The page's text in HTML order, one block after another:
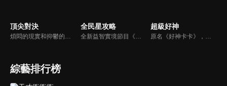
頂尖對決
煩悶的現實和抑鬱的社會，你需要的就是笑、大聲笑、開口笑，《頂尖對決》就要你笑到落ㄟ骸，最具綜藝實力的庹宗康，和喜感十足的納豆各自領軍對抗，藝人搞笑pk笑果十足，《頂尖對決》讓你忘掉一週煩惱！
全民星攻略
全新益智實境節目《全民星攻略》，由館長曾國城擔任把關者，考驗著每個來挑戰九宮格益智遊戲藝人明星。想要攻略九宮格關卡，透過創意聯想、邏輯推理、理想分析，才有機會獲取智慧星幣，帶走夢幻大獎。
超級好神
原名《好神卡卡》，後改名為《超級好神》，是一檔益智類綜藝節目，由「A咖天王」徐乃麟搭配黃鐙輝主持。「好神智慧王」、「好神記憶王」、「誰是爆點王」、「好神送好禮」四個單元，讓來賓一較高下。比反應，比記憶，比機智，比膽識，幸運女神的眷顧與遠離永遠都是個未知數！
綜藝排行榜